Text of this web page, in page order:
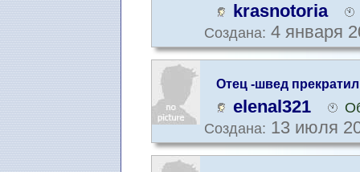
krasnotoria
Создана: 4 января
Отец -швед
делать?
elenal321
Создана: 13 июля